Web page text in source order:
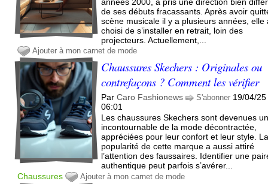
de ses débuts fracassants. Après avoir
scène musicale il y a plusieurs années, elle
choisi de s’installer en retrait, loin des
projecteurs. Actuellement,...
Ajouter à mon carnet de mode
Chaussures Skechers : Originales ou
contrefaçons ? Comment les vérifier
ParCaro Fashionews S'abonner 19/04/25
06:01
Les chaussures Skechers sont devenues
incontournable de la mode décontractée,
appréciées pour leur confort et leur style.
popularité de cette marque a aussi attiré
l’attention des faussaires. Identifier une
authentique peut parfois s’avérer...
Chaussures
Ajouter à mon carnet de mode